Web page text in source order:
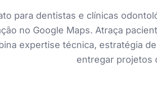
para dentistas e clínicas
no Google Maps. Atraça
expertise técnica, estratégia
entregar projetos